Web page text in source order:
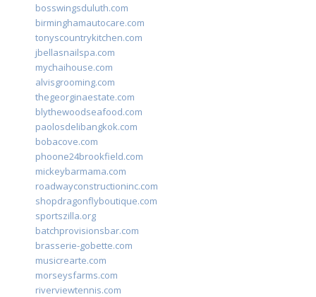
bosswingsduluth.com
birminghamautocare.com
tonyscountrykitchen.com
jbellasnailspa.com
mychaihouse.com
alvisgrooming.com
thegeorginaestate.com
blythewoodseafood.com
paolosdelibangkok.com
bobacove.com
phoone24brookfield.com
mickeybarmama.com
roadwayconstructioninc.com
shopdragonflyboutique.com
sportszilla.org
batchprovisionsbar.com
brasserie-gobette.com
musicrearte.com
morseysfarms.com
riverviewtennis.com